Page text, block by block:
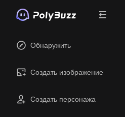
Обнаружить
Создать изображение
Создать персонажа